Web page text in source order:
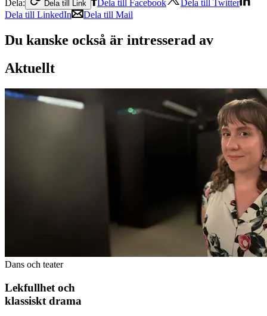
Dela: Dela till Link Dela till Facebook
Dela till Twitter
Dela till LinkedIn
Dela till Mail
Du kanske också är intresserad av
Aktuellt
Dans och teater
Lekfullhet och
klassiskt drama